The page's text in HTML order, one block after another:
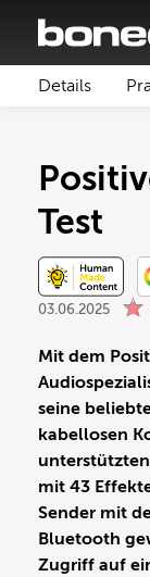
Details
Test
03.06.2025
Mit dem
seine
kabellosen
mit 43
Sender mit
Bluetooth
Zugriff auf